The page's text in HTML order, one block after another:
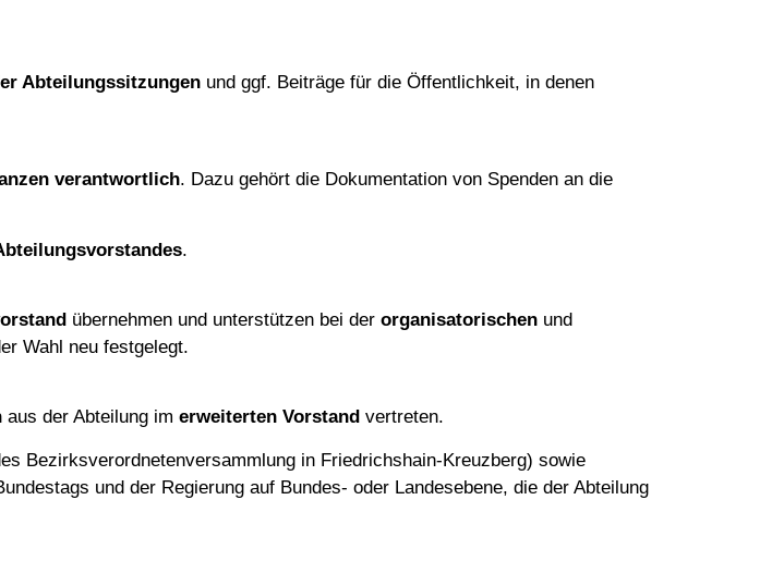
Abteilungssitzungen und ggf. Beiträge für die Öffentlichkeit, in denen
verantwortlich. Dazu gehört die Dokumentation von Spenden an die
.
übernehmen und unterstützen bei der organisatorischen und
Wahl neu festgelegt.
aus der Abteilung im erweiterten Vorstand vertreten.
Bezirksverordnetenversammlung in Friedrichshain-Kreuzberg) sowie
und der Regierung auf Bundes- oder Landesebene, die der Abteilung